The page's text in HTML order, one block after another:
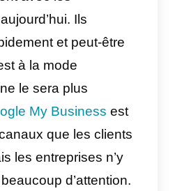
le
que les
de contact que les
avec les